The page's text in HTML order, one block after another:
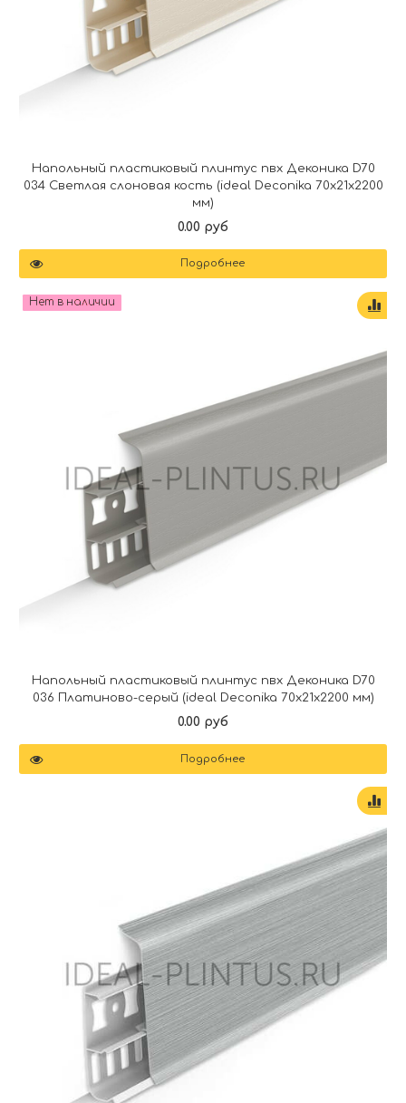
Напольный пластиковый плинтус пвх Деконика D70
034 Светлая слоновая кость (ideal Deconika 70х21х2200
мм)
0.00 руб
Подробнее
Нет в наличии
Напольный пластиковый плинтус пвх Деконика D70
036 Платиново-серый (ideal Deconika 70х21х2200 мм)
0.00 руб
Подробнее